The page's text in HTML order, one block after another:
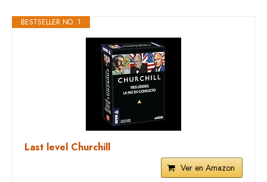
BESTSELLER NO. 1
Last level Churchill
Ver en Amazon